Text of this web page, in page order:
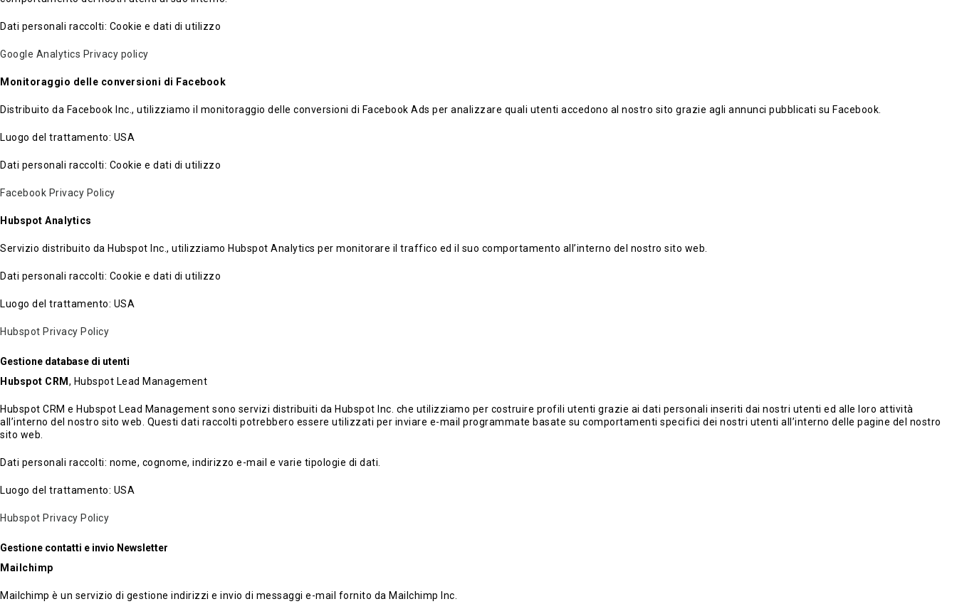
Dati personali raccolti: Cookie e dati di utilizzo
Google Analytics Privacy policy
Monitoraggio delle conversioni di Facebook
Distribuito da Facebook Inc., utilizziamo il monitoraggio delle conversioni di Facebook Ads per analizzare quali utenti accedono al nostro sito grazie agli annunci pubblicati su Facebook.
Luogo del trattamento: USA
Dati personali raccolti: Cookie e dati di utilizzo
Facebook Privacy Policy
Hubspot Analytics
Servizio distribuito da Hubspot Inc., utilizziamo Hubspot Analytics per monitorare il traffico ed il suo comportamento all’interno del nostro sito web.
Dati personali raccolti: Cookie e dati di utilizzo
Luogo del trattamento: USA
Hubspot Privacy Policy
Gestione database di utenti
Hubspot CRM , Hubspot Lead Management
Hubspot CRM e Hubspot Lead Management sono servizi distribuiti da Hubspot Inc. che utilizziamo per costruire profili utenti grazie ai dati personali inseriti dai nostri utenti ed alle loro attività
all’interno del nostro sito web. Questi dati raccolti potrebbero essere utilizzati per inviare e-mail programmate basate su comportamenti specifici dei nostri utenti all’interno delle pagine del nostro
sito web.
Dati personali raccolti: nome, cognome, indirizzo e-mail e varie tipologie di dati.
Luogo del trattamento: USA
Hubspot Privacy Policy
Gestione contatti e invio Newsletter
Mailchimp
Mailchimp è un servizio di gestione indirizzi e invio di messaggi e-mail fornito da Mailchimp Inc.